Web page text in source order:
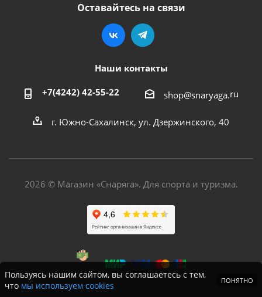
Оставайтесь на связи
Наши контакты
+7(4242) 42-55-22 shop@snaryaga.ru
г. Южно-Сахалинск, ул. Дзержинского, 40
2026 © Магазин «Снаряга». Для спорта и туризма.
Пользуясь нашим сайтом, вы соглашаетесь с тем,
что мы используем cookies ПОНЯТНО